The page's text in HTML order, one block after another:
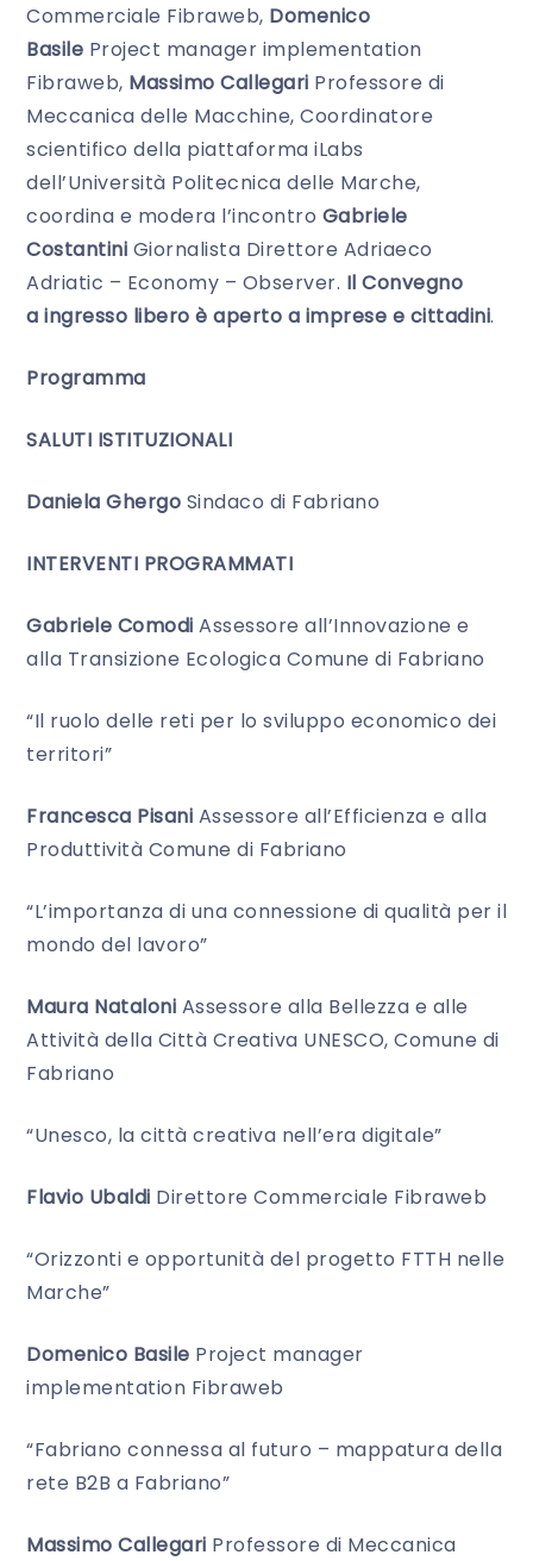
Commerciale Fibraweb, Domenico
Basile Project manager implementation
Fibraweb, Massimo Callegari Professore di
Meccanica delle Macchine, Coordinatore
scientifico della piattaforma iLabs
dell’Università Politecnica delle Marche,
coordina e modera l’incontro Gabriele
Costantini Giornalista Direttore Adriaeco
Adriatic – Economy – Observer. Il Convegno
a ingresso libero è aperto a imprese e cittadini.
Programma
SALUTI ISTITUZIONALI
Daniela Ghergo Sindaco di Fabriano
INTERVENTI PROGRAMMATI
Gabriele Comodi Assessore all’Innovazione e
alla Transizione Ecologica Comune di Fabriano
“Il ruolo delle reti per lo sviluppo economico dei
territori”
Francesca Pisani Assessore all’Efficienza e alla
Produttività Comune di Fabriano
“L’importanza di una connessione di qualità per il
mondo del lavoro”
Maura Nataloni Assessore alla Bellezza e alle
Attività della Città Creativa UNESCO, Comune di
Fabriano
“Unesco, la città creativa nell’era digitale”
Flavio Ubaldi Direttore Commerciale Fibraweb
“Orizzonti e opportunità del progetto FTTH nelle
Marche”
Domenico Basile Project manager
implementation Fibraweb
“Fabriano connessa al futuro – mappatura della
rete B2B a Fabriano”
Massimo Callegari Professore di Meccanica